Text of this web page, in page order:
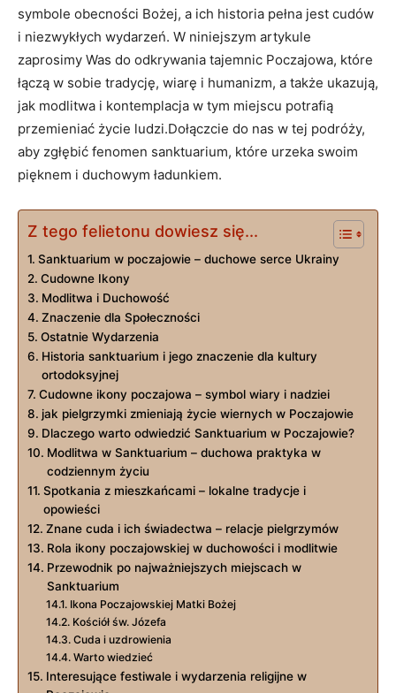
symbole obecności Bożej, a ich historia pełna jest cudów
i niezwykłych wydarzeń. W niniejszym artykule
zaprosimy Was do odkrywania tajemnic Poczajowa, które
łączą w sobie tradycję, wiarę i humanizm, a także ukazują,
jak modlitwa i kontemplacja w tym miejscu potrafią
przemieniać życie ludzi.Dołączcie do nas w tej podróży,
aby zgłębić fenomen sanktuarium, które urzeka swoim
pięknem i duchowym ładunkiem.
Z tego felietonu dowiesz się...
Sanktuarium w poczajowie – duchowe serce Ukrainy
Cudowne Ikony
Modlitwa i Duchowość
Znaczenie dla Społeczności
Ostatnie Wydarzenia
Historia sanktuarium i jego znaczenie dla kultury
ortodoksyjnej
Cudowne ikony poczajowa – symbol wiary i nadziei
jak pielgrzymki zmieniają życie wiernych w Poczajowie
Dlaczego warto odwiedzić Sanktuarium w Poczajowie?
Modlitwa w Sanktuarium – duchowa praktyka w
codziennym życiu
Spotkania z mieszkańcami – lokalne tradycje i
opowieści
Znane cuda i ich świadectwa – relacje pielgrzymów
Rola ikony poczajowskiej w duchowości i modlitwie
Przewodnik po najważniejszych miejscach w
Sanktuarium
Ikona Poczajowskiej Matki Bożej
Kościół św. Józefa
Cuda i uzdrowienia
Warto wiedzieć
Interesujące festiwale i wydarzenia religijne w